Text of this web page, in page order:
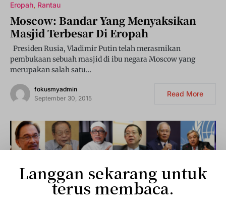
Eropah Rantau
Moscow: Bandar Yang Menyaksikan
Masjid Terbesar Di Eropah
Presiden Rusia, Vladimir Putin telah merasmikan
pembukaan sebuah masjid di ibu negara Moscow yang
merupakan salah satu…
fokusmyadmin
September 30, 2015
Read More
Langgan sekarang untuk
terus membaca.